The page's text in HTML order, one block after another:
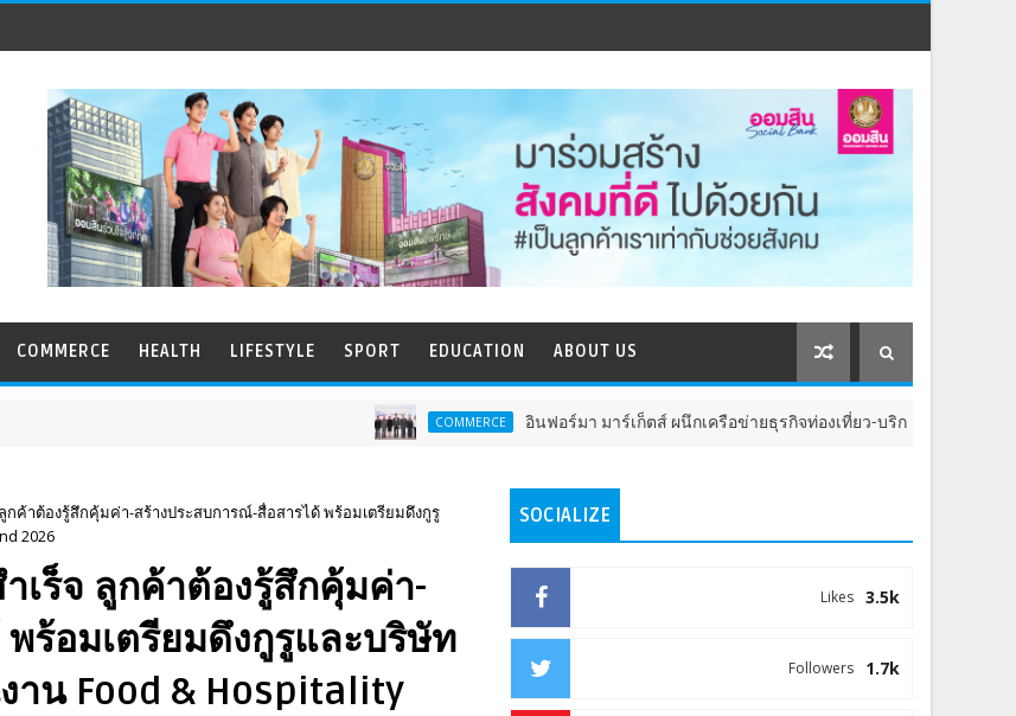
COMMERCE HEALTH LIFESTYLE SPORT EDUCATION ABOUT US
อินฟอร์มา มาร์เก็ตส์ ผนึกเครือข่ายธุรกิจท่องเที่ยว-บริการ จัด Food & Hospitality
ค้าต้องรู้สึกคุ้มค่า-สร้างประสบการณ์-สื่อสารได้ พร้อมเตรียมดึงกูรู
2026
เร็จ ลูกค้าต้องรู้สึกคุ้มค่า-
ร้อมเตรียมดึงกูรูและบริษัท
น Food & Hospitality
SOCIALIZE
3.5k
Likes
1.7k
Followers